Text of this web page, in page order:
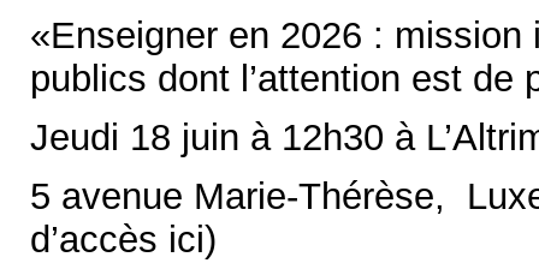
«Enseigner en 2026 :
publics dont l’attention est
Jeudi 18 juin à 12h30 à
5 avenue Marie-Thérèse,
d’accès ici)